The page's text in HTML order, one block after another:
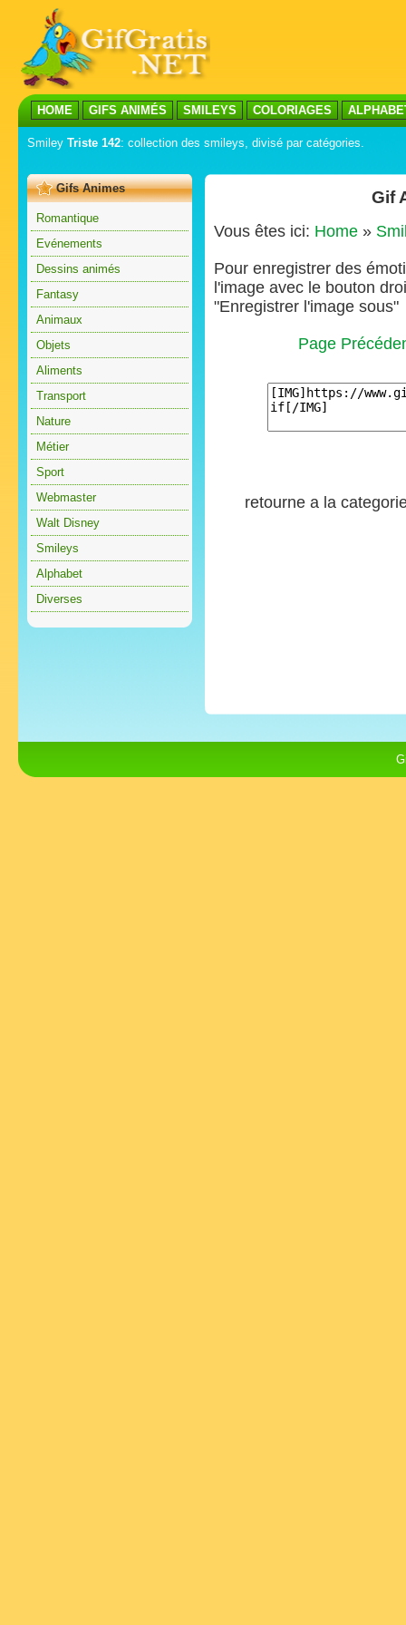
HOME GIFS ANIMÉS SMILEYS COLORIAGES
Smiley Triste 142: collection des smileys, divisé par catégories.
Gifs Animes
Romantique
Evénements
Dessins animés
Fantasy
Animaux
Objets
Aliments
Transport
Nature
Métier
Sport
Webmaster
Walt Disney
Smileys
Alphabet
Diverses
Gif
Vous êtes ici: Home »
Pour enregistrer des
l'image avec le bouton
"Enregistrer l'image sous"
Page
retourne a la